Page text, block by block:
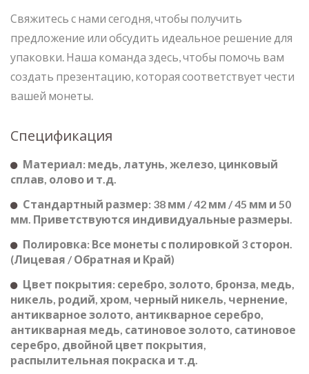
Свяжитесь с нами сегодня, чтобы получить
предложение или обсудить идеальное решение для
упаковки. Наша команда здесь, чтобы помочь вам
создать презентацию, которая соответствует чести
вашей монеты.
Спецификация
Материал: медь, латунь, железо, цинковый
сплав, олово и т.д.
Стандартный размер: 38 мм / 42 мм / 45 мм и 50
мм. Приветствуются индивидуальные размеры.
Полировка: Все монеты с полировкой 3 сторон.
(Лицевая / Обратная и Край)
Цвет покрытия: серебро, золото, бронза, медь,
никель, родий, хром, черный никель, чернение,
антикварное золото, антикварное серебро,
антикварная медь, сатиновое золото, сатиновое
серебро, двойной цвет покрытия,
распылительная покраска и т.д.